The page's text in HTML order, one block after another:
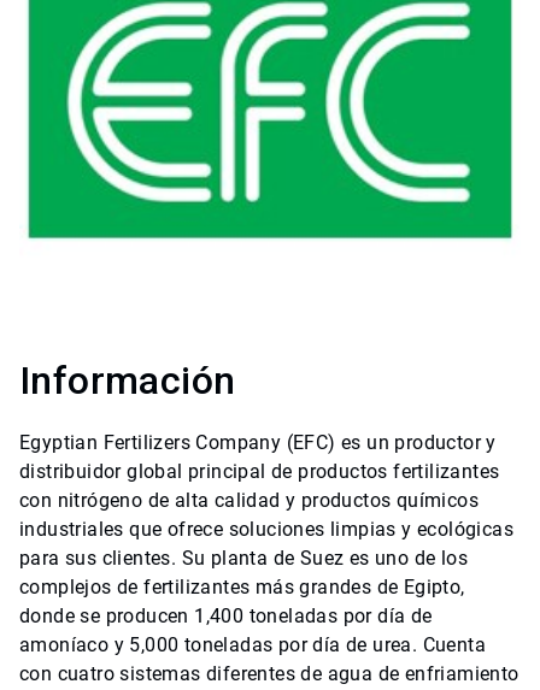
Información
Egyptian Fertilizers Company (EFC) es un productor y
distribuidor global principal de productos fertilizantes
con nitrógeno de alta calidad y productos químicos
industriales que ofrece soluciones limpias y ecológicas
para sus clientes. Su planta de Suez es uno de los
complejos de fertilizantes más grandes de Egipto,
donde se producen 1,400 toneladas por día de
amoníaco y 5,000 toneladas por día de urea. Cuenta
con cuatro sistemas diferentes de agua de enfriamiento